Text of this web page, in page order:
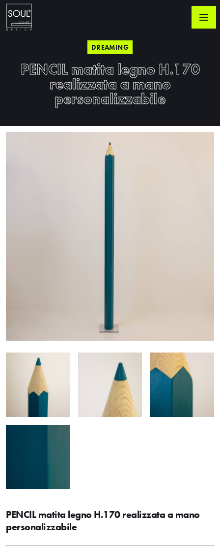
DREAMING
PENCIL matita legno H.170
realizzata a mano
personalizzabile
PENCIL matita legno H.170 realizzata a mano
personalizzabile